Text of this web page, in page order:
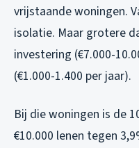
vrijstaande woningen.
isolatie. Maar grotere
investering (€7.000-
(€1.000-1.400 per jaar).
Bij die woningen is de
€10.000 lenen tegen